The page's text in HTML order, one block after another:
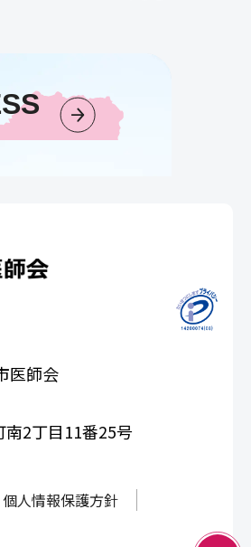
医師会
2丁目11番25号
個人情報保護方針